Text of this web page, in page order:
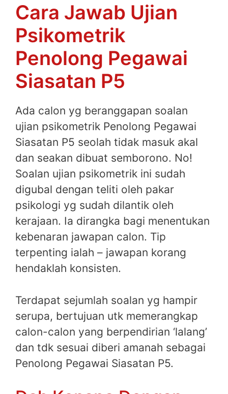
Cara Jawab Ujian
Psikometrik
Penolong Pegawai
Siasatan P5
Ada calon yg beranggapan soalan
ujian psikometrik Penolong Pegawai
Siasatan P5 seolah tidak masuk akal
dan seakan dibuat semborono. No!
Soalan ujian psikometrik ini sudah
digubal dengan teliti oleh pakar
psikologi yg sudah dilantik oleh
kerajaan. Ia dirangka bagi menentukan
kebenaran jawapan calon. Tip
terpenting ialah – jawapan korang
hendaklah konsisten.
Terdapat sejumlah soalan yg hampir
serupa, bertujuan utk memerangkap
calon-calon yang berpendirian ‘lalang’
dan tdk sesuai diberi amanah sebagai
Penolong Pegawai Siasatan P5.